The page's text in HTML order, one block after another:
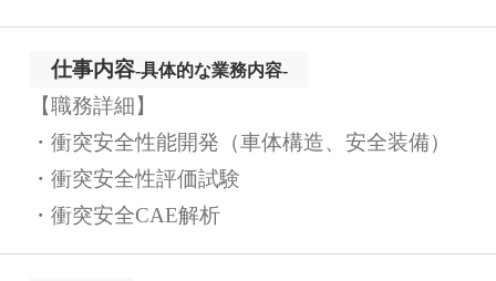
仕事内容-具体的な業務内容-
【職務詳細】
・衝突安全性能開発（車体構造、安全装備）
・衝突安全性評価試験
・衝突安全CAE解析